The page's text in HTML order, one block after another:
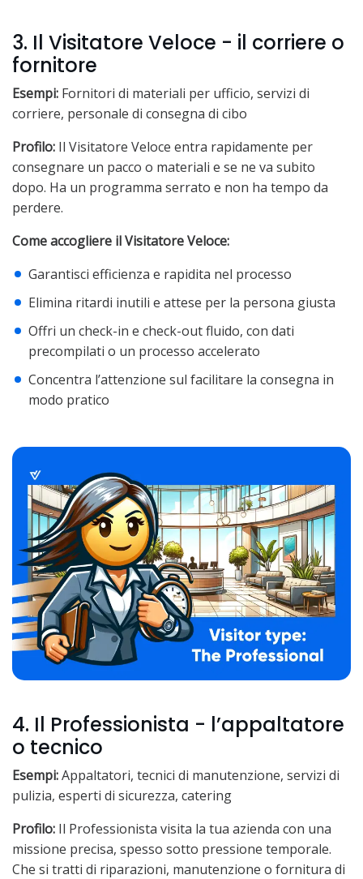
3. Il Visitatore Veloce - il corriere o
fornitore
Esempi: Fornitori di materiali per ufficio, servizi di
corriere, personale di consegna di cibo
Profilo: Il Visitatore Veloce entra rapidamente per
consegnare un pacco o materiali e se ne va subito
dopo. Ha un programma serrato e non ha tempo da
perdere.
Come accogliere il Visitatore Veloce:
Garantisci efficienza e rapidita nel processo
Elimina ritardi inutili e attese per la persona giusta
Offri un check-in e check-out fluido, con dati
precompilati o un processo accelerato
Concentra l’attenzione sul facilitare la consegna in
modo pratico
4. Il Professionista - l’appaltatore
o tecnico
Esempi:Appaltatori, tecnici di manutenzione, servizi di
pulizia, esperti di sicurezza, catering
Profilo: Il Professionista visita la tua azienda con una
missione precisa, spesso sotto pressione temporale.
Che si tratti di riparazioni, manutenzione o fornitura di